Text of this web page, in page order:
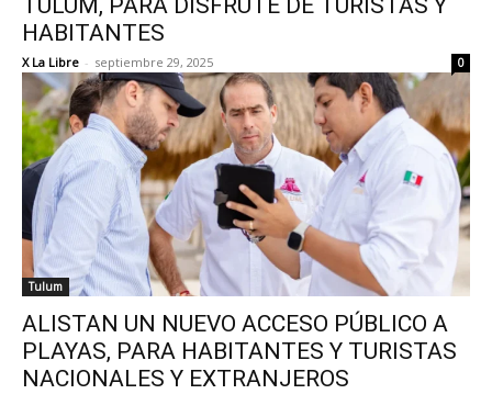
TULUM, PARA DISFRUTE DE TURISTAS Y
HABITANTES
X La Libre - septiembre 29, 2025 0
Tulum
ALISTAN UN NUEVO ACCESO PÚBLICO A
PLAYAS, PARA HABITANTES Y TURISTAS
NACIONALES Y EXTRANJEROS